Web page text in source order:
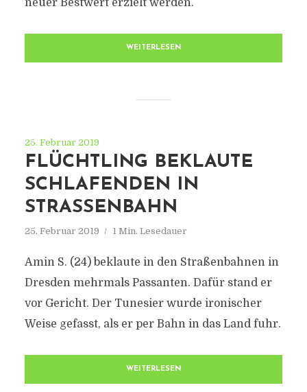
neuer Bestwert erzielt werden.
WEITERLESEN
25. Februar 2019
FLÜCHTLING BEKLAUTE
SCHLAFENDEN IN
STRASSENBAHN
25. Februar 2019 1 Min. Lesedauer
Amin S. (24) beklaute in den Straßenbahnen in
Dresden mehrmals Passanten. Dafür stand er
vor Gericht. Der Tunesier wurde ironischer
Weise gefasst, als er per Bahn in das Land fuhr.
WEITERLESEN